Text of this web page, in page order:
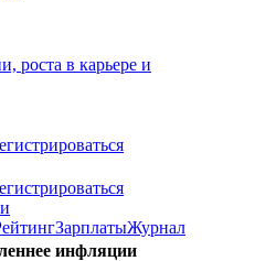
роста в карьере и
ЗарплатыЖурнал
инфляции